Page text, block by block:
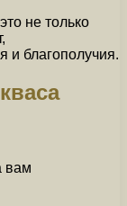
не только
и благополучия.
вам